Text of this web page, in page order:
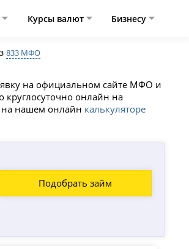
Курсы валют Бизнесу
833 МФО
на официальном сайте МФО и
круглосуточно онлайн на
на нашем онлайн калькуляторе
Подобрать займ